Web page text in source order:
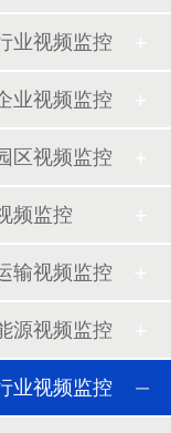
业视频监控
业视频监控
区视频监控
频监控
输视频监控
源视频监控
业视频监控